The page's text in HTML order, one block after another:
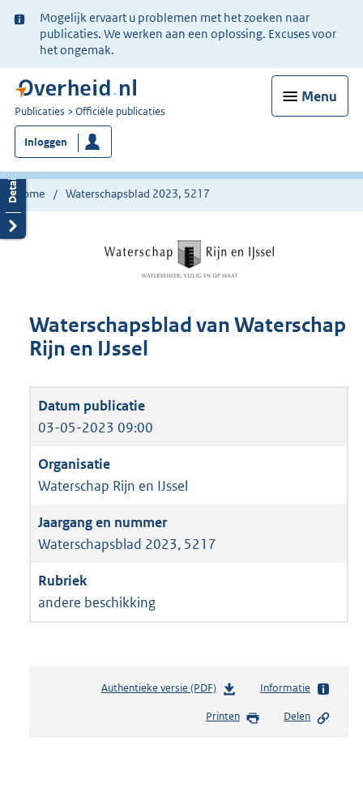
Ter
informatie:
Mogelijk ervaart u problemen met het zoeken naar
publicaties. We werken aan een oplossing. Excuses voor
het ongemak.
Menu
U
bent
nu
hier:
Publicaties Officiële publicaties
Inloggen
Home Waterschapsblad 2023, 5217
Waterschapsblad van Waterschap
Rijn en IJssel
03-05-2023 09:00
Waterschap Rijn en IJssel
Waterschapsblad 2023, 5217
andere beschikking
Authentieke versie (PDF)b
s
Informatie
Printen Delen